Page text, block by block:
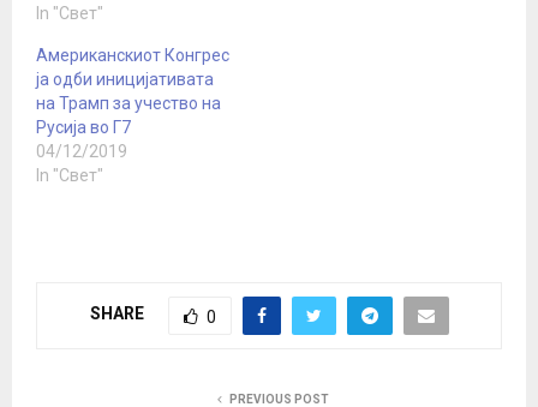
In "Свет"
Американскиот Конгрес
ја одби иницијативата
на Трамп за учество на
Русија во Г7
04/12/2019
In "Свет"
SHARE 0
PREVIOUS POST